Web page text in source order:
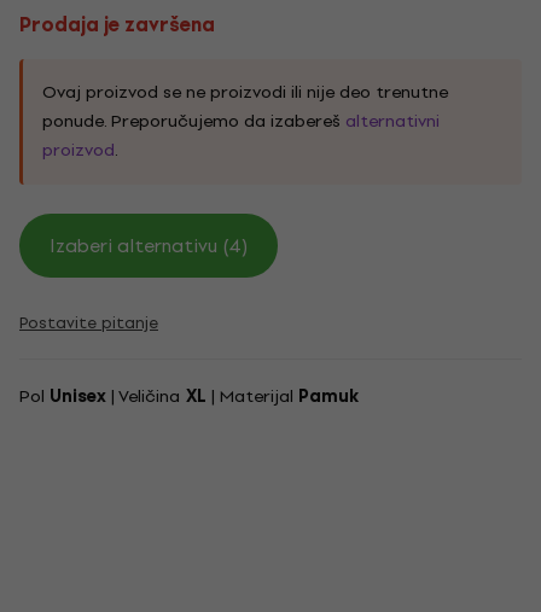
Prodaja je završena
Ovaj proizvod se ne proizvodi ili nije deo trenutne
ponude. Preporučujemo da izabereš alternativni
proizvod.
Izaberi alternativu (4)
Postavite pitanje
Pol Unisex | Veličina XL | Materijal Pamuk